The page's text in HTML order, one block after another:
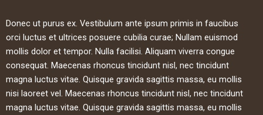
Donec ut purus ex. Vestibulum ante ipsum primis in faucibus
orci luctus et ultrices posuere cubilia curae; Nullam euismod
mollis dolor et tempor. Nulla facilisi. Aliquam viverra congue
consequat. Maecenas rhoncus tincidunt nisl, nec tincidunt
magna luctus vitae. Quisque gravida sagittis massa, eu mollis
nisi laoreet vel. Maecenas rhoncus tincidunt nisl, nec tincidunt
magna luctus vitae. Quisque gravida sagittis massa, eu mollis